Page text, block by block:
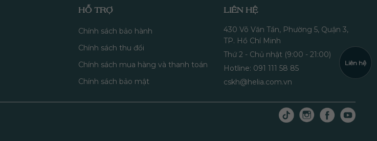
HỖ TRỢ
Chính sách bảo hành
Chính sách thu đổi
Chính sách mua hàng và thanh toán
Chính sách bảo mật
LIÊN HỆ
430 Võ Văn Tần, Phường 5, Quận 3,
TP. Hồ Chí Minh
Thứ 2 - Chủ nhật (9:00 - 21:00)
Hotline: 091 111 58 85
cskh@helia.com.vn
Liên hệ